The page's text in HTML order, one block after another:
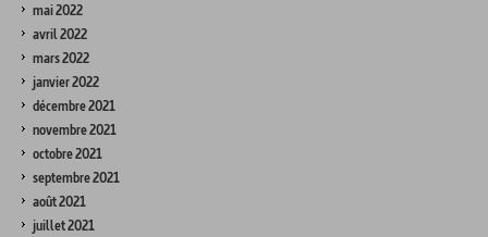
mai 2022
avril 2022
mars 2022
janvier 2022
décembre 2021
novembre 2021
octobre 2021
septembre 2021
août 2021
juillet 2021